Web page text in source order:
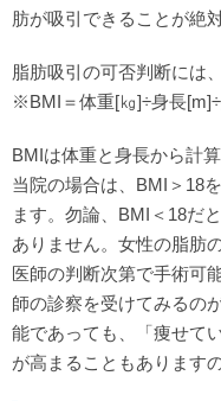
肪が吸引できることが絶
脂肪吸引の可否判断には
※BMI＝体重[㎏]÷身長
BMIは体重と身長から計
当院の場合は、BMI＞18
ます。勿論、BMI＜18だ
ありません。女性の脂肪
医師の判断次第で手術可
師の診察を受けてみるの
能であっても、「痩せて
が高まることもあります